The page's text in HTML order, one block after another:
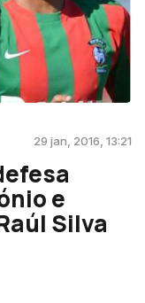
29 jan, 2016, 13:21
e
Silva